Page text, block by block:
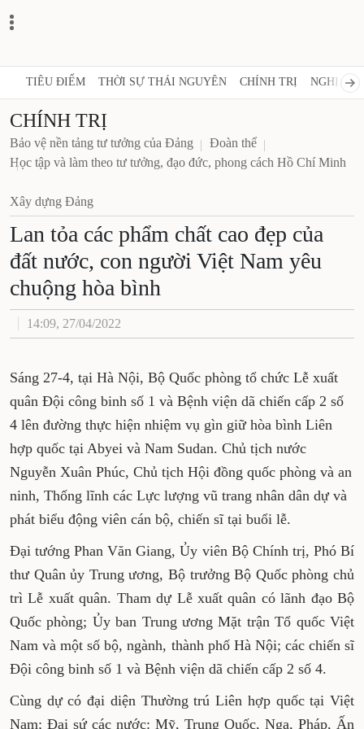
TIÊU ĐIỂM THỜI SỰ THÁI NGUYÊN CHÍNH TRỊ NGHỊ
CHÍNH TRỊ
Bảo vệ nền tảng tư tưởng của Đảng
Đoàn thể
Học tập và làm theo tư tưởng, đạo đức, phong cách Hồ Chí Minh
Xây dựng Đảng
Lan tỏa các phẩm chất cao đẹp của
đất nước, con người Việt Nam yêu
chuộng hòa bình
14:09, 27/04/2022
Sáng 27-4, tại Hà Nội, Bộ Quốc phòng tổ chức Lễ xuất
quân Đội công binh số 1 và Bệnh viện dã chiến cấp 2 số
4 lên đường thực hiện nhiệm vụ gìn giữ hòa bình Liên
hợp quốc tại Abyei và Nam Sudan. Chủ tịch nước
Nguyễn Xuân Phúc, Chủ tịch Hội đồng quốc phòng và an
ninh, Thống lĩnh các Lực lượng vũ trang nhân dân dự và
phát biểu động viên cán bộ, chiến sĩ tại buổi lễ.
Đại tướng Phan Văn Giang, Ủy viên Bộ Chính trị, Phó Bí
thư Quân ủy Trung ương, Bộ trưởng Bộ Quốc phòng chủ
trì Lễ xuất quân. Tham dự Lễ xuất quân có lãnh đạo Bộ
Quốc phòng; Ủy ban Trung ương Mặt trận Tổ quốc Việt
Nam và một số bộ, ngành, thành phố Hà Nội; các chiến sĩ
Đội công binh số 1 và Bệnh viện dã chiến cấp 2 số 4.
Cùng dự có đại diện Thường trú Liên hợp quốc tại Việt
Nam; Đại sứ các nước: Mỹ, Trung Quốc, Nga, Pháp, Ấn